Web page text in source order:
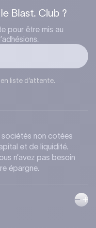
le Blast. Club ?
pour être mis au
liste d’attente.
sociétés non cotées
et de liquidité.
n’avez pas besoin
épargne.